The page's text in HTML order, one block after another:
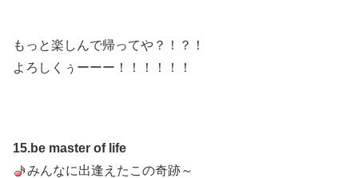
もっと楽しんで帰ってや？！？！
よろしくぅーーー！！！！！！
15.be master of life
みんなに出逢えたこの奇跡～